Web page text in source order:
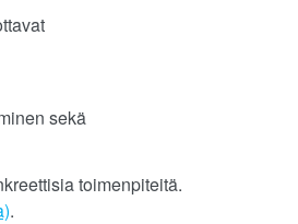
sekä
toimenpiteitä.
.